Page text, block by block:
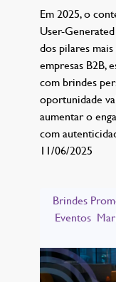
Em 2025, o
User-
dos pilares
empresas B2B,
com brindes
oportunidade
aumentar o
com
11/06/2025
Brindes
Eventos